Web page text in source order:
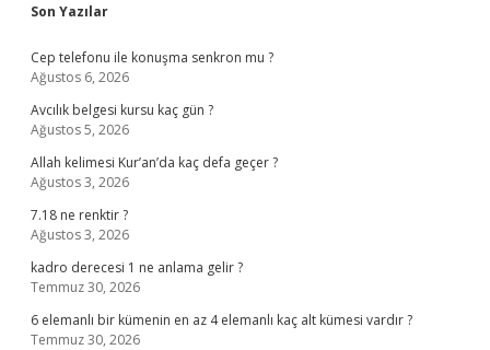
Sidebar
Son Yazılar
Cep telefonu ile konuşma senkron mu ?
Ağustos 6, 2026
Avcılık belgesi kursu kaç gün ?
Ağustos 5, 2026
Allah kelimesi Kur’an’da kaç defa geçer ?
Ağustos 3, 2026
7.18 ne renktir ?
Ağustos 3, 2026
kadro derecesi 1 ne anlama gelir ?
Temmuz 30, 2026
6 elemanlı bir kümenin en az 4 elemanlı kaç alt kümesi vardır ?
Temmuz 30, 2026